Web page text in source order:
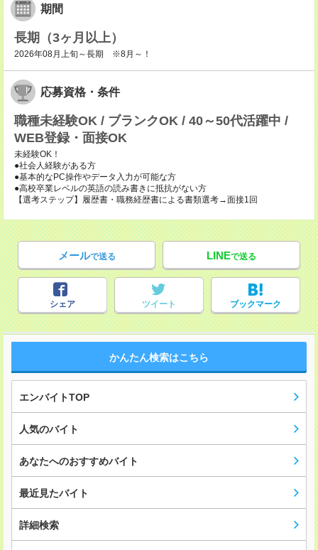
期間
長期（3ヶ月以上）
2026年08月上旬～長期 ※8月～！
応募資格・条件
職種未経験OK / ブランクOK / 40～50代活躍中 /
WEB登録・面接OK
未経験OK！
●社会人経験がある方
●基本的なPC操作やデータ入力が可能な方
●高校卒業レベルの英語の読み書きに抵抗がない方
【選考ステップ】履歴書・職務経歴書による書類選考→面接1回
メールで送る LINEで送る
シェア ツイート ブックマーク
かんたん検索はこちら
エンバイトTOP
人気のバイト
あなたへのおすすめバイト
最近見たバイト
詳細検索